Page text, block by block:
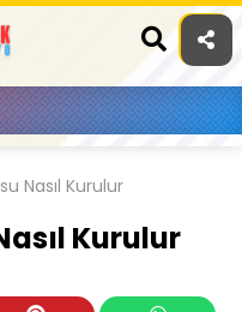
Nasıl Kurulur
Kurulur